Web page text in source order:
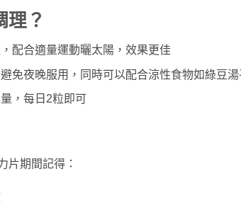
理？
配合適量運動曬太陽，效果更佳
免夜晚服用，同時可以配合涼性食物如綠豆
，每日2粒即可
片期間記得：